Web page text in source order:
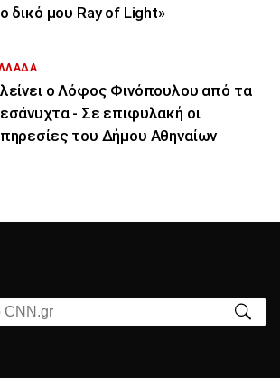
δικό μου Ray of Light»
ο Λόφος Φινόπουλου από τα
- Σε επιφυλακή οι
του Δήμου Αθηναίων